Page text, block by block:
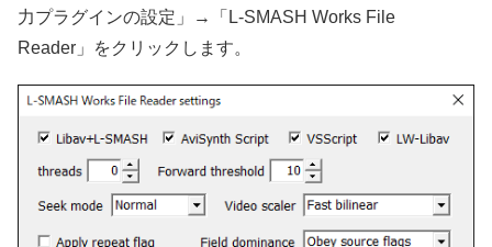
力プラグインの設定」→「L-SMASH Works File
Reader」をクリックします。